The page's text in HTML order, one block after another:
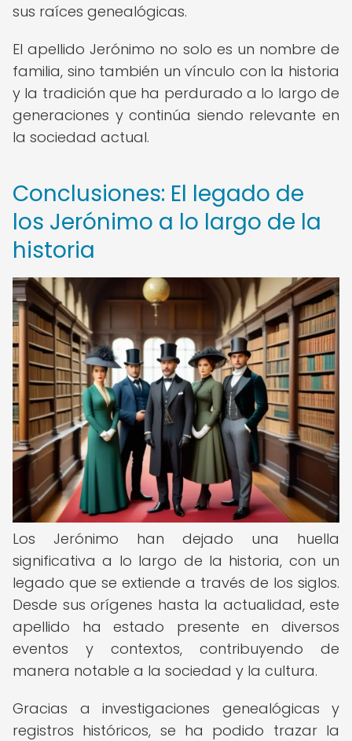
sus raíces genealógicas.
El apellido Jerónimo no solo es un nombre de
familia, sino también un vínculo con la historia
y la tradición que ha perdurado a lo largo de
generaciones y continúa siendo relevante en
la sociedad actual.
Conclusiones: El legado de
los Jerónimo a lo largo de la
historia
Los Jerónimo han dejado una huella
significativa a lo largo de la historia, con un
legado que se extiende a través de los siglos.
Desde sus orígenes hasta la actualidad, este
apellido ha estado presente en diversos
eventos y contextos, contribuyendo de
manera notable a la sociedad y la cultura.
Gracias a investigaciones genealógicas y
registros históricos, se ha podido trazar la